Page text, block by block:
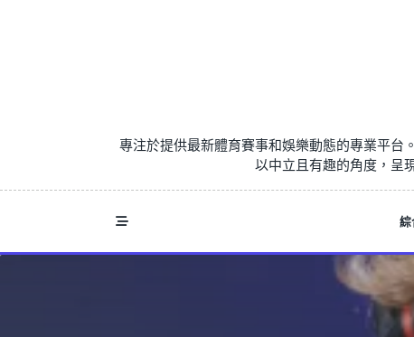
專注於提供最新體育賽事和娛樂動態的專業平台
以中立且有趣的角度，呈
綜